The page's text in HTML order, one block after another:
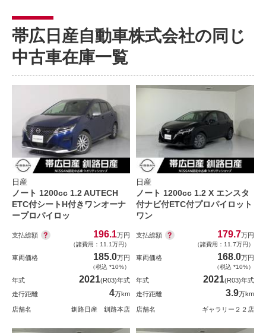
帯広日産自動車株式会社の同じ
中古車在庫一覧
日産
ノート 1200cc 1.2 AUTECH
ETC付シートH付きワンオーナ
ープロパイロッ
支払総額 196.1万円
（諸費用：11.1万円）
車両価格 185.0万円
（税込 *10%）
年式 2021(R03)年式
走行距離
4万km
店舗名 釧路日産 釧路本店
日産
ノート 1200cc 1.2 X エンスタ
付ナビ付ETC付プロパイロット
ワン
支払総額 179.7万円
（諸費用：11.7万円）
車両価格 168.0万円
（税込 *10%）
年式 2021(R03)年式
走行距離
3.9万km
店舗名 ギャラリー２２店